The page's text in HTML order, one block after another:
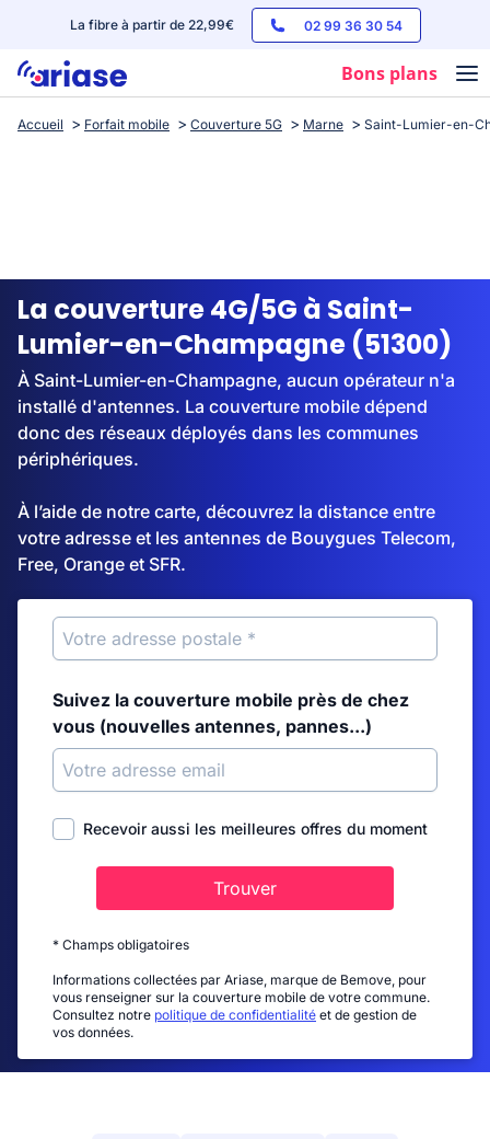
La fibre à partir de 22,99€ 02 99 36 30 54
Bons plans
Box internet
Streaming
Accueil Forfait mobile Couverture 5G Marne Saint-Lumier-en-
La couverture 4G/5G à Saint-
Lumier-en-Champagne (51300)
À Saint-Lumier-en-Champagne, aucun opérateur n'a
installé d'antennes. La couverture mobile dépend
donc des réseaux déployés dans les communes
périphériques.
À l’aide de notre carte, découvrez la distance entre
votre adresse et les antennes de Bouygues Telecom,
Free, Orange et SFR.
Suivez la couverture mobile près de chez
vous (nouvelles antennes, pannes...)
Recevoir aussi les meilleures offres du moment
Trouver
* Champs obligatoires
Informations collectées par Ariase, marque de Bemove, pour
vous renseigner sur la couverture mobile de votre commune.
Consultez notre politique de confidentialité et de gestion de
vos données.